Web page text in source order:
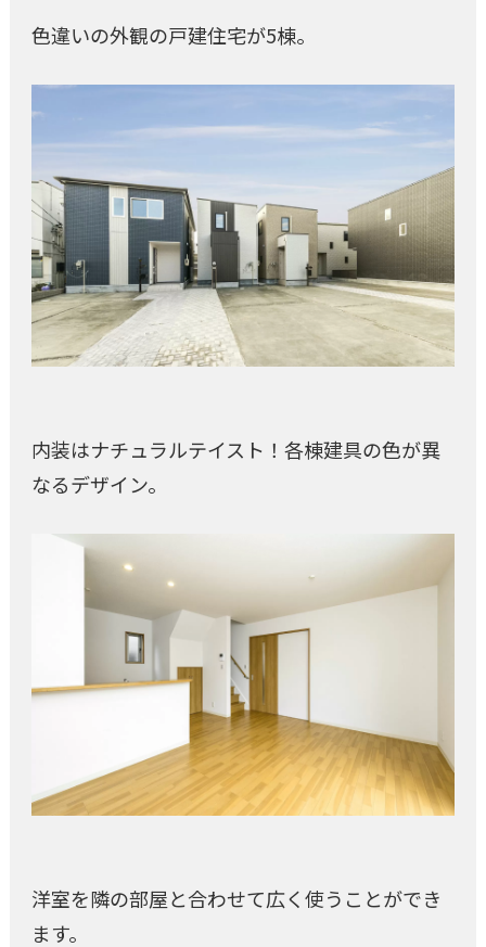
色違いの外観の戸建住宅が5棟。
内装はナチュラルテイスト！各棟建具の色が異
なるデザイン。
洋室を隣の部屋と合わせて広く使うことができ
ます。